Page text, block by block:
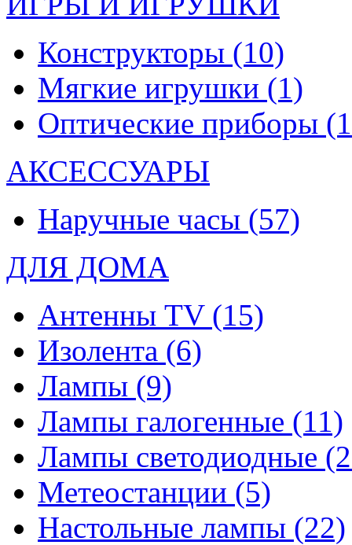
Конструкторы (10)
Мягкие игрушки (1)
Оптические приборы
АКСЕССУАРЫ
Наручные часы (57)
ДЛЯ ДОМА
Антенны TV (15)
Изолента (6)
Лампы (9)
Лампы галогенные (11)
Лампы светодиодные
Метеостанции (5)
Настольные лампы (22)